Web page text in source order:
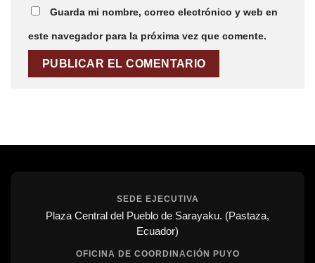
Guarda mi nombre, correo electrónico y web en
este navegador para la próxima vez que comente.
SEDE EJECUTIVA
Plaza Central del Pueblo de Sarayaku. (Pastaza,
Ecuador)
OFICINA DE COORDINACIÓN PUYO